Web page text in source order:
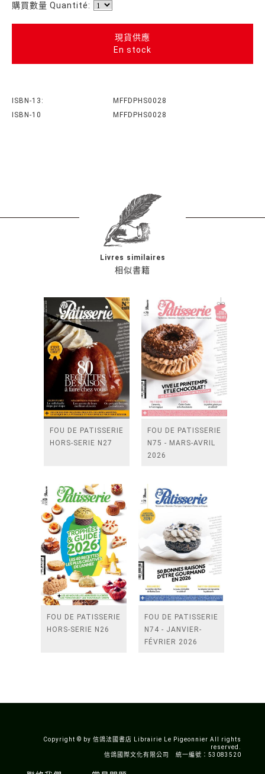
購買數量 Quantité:
現貨供應
En stock
ISBN-13:
MFFDPHS0028
ISBN-10
MFFDPHS0028
相似書籍
Livres similaires
FOU DE PATISSERIE
HORS-SERIE N27
FOU DE PATISSERIE
N75 - MARS-AVRIL
2026
FOU DE PATISSERIE
HORS-SERIE N26
FOU DE PATISSERIE
N74 - JANVIER-
FÉVRIER 2026
Copyright © by 信鴿法國書店 Librairie Le Pigeonnier All rights
reserved.
信鴿國際文化有限公司 統一編號：53083520